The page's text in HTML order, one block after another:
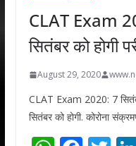
CLAT Exam
सितंबर को होगी
August 29, 2020
CLAT Exam 2020: 7
सितंबर को होगी. कोरोना